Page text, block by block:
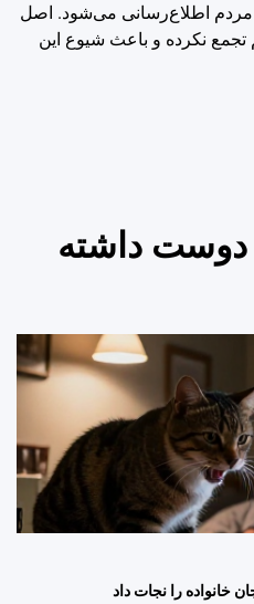
مردم اطلاع‌رسانی می‌شود. اصل
نکرده و باعث شیوع این
داشته
خانواده را نجات داد